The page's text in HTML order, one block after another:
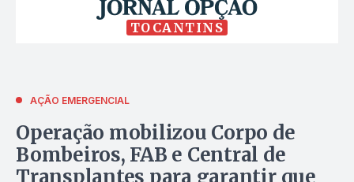
TOCANTINS
AÇÃO EMERGENCIAL
Operação mobilizou Corpo de
Bombeiros, FAB e Central de
Transplantes para garantir que